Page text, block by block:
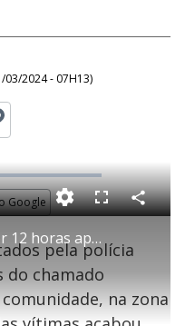
03/2024 - 07H13)
Google
Homem fica refém por 12 horas após derrubar bebida em integrante de facção
F
s
c
e
C
o
a
pela polícia
chamado
na zona